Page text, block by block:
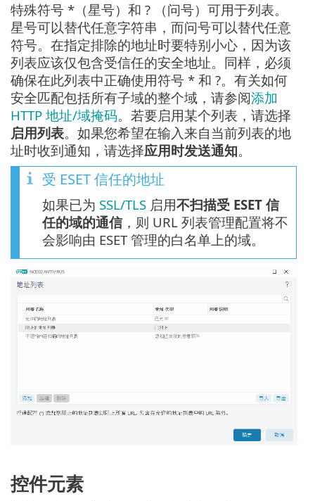
特殊符号 *（星号）和 ? （问号）可用于列表。
星号可以替代任意字符串，而问号可以替代任意
符号。在指定排除的地址时要特别小心，因为该
列表应该仅包含受信任的安全地址。同样，必须
确保在此列表中正确使用符号 * 和 ?。有关如何
安全匹配包括所有子域的整个域，请参阅添加
HTTP 地址/域掩码。若要启用某个列表，请选择
启用列表。如果您希望在输入来自当前列表的地
址时收到通知，请选择应用时发送通知。
受 ESET 信任的地址
如果已为 SSL/TLS 启用不扫描受 ESET 信
任的域的通信，则 URL 列表管理配置将不
会影响由 ESET 管理的白名单上的域。
控件元素